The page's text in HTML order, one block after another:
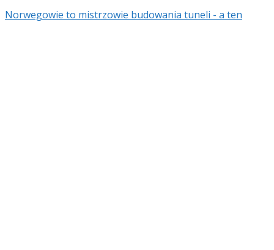
Norwegowie to mistrzowie budowania tuneli - a ten